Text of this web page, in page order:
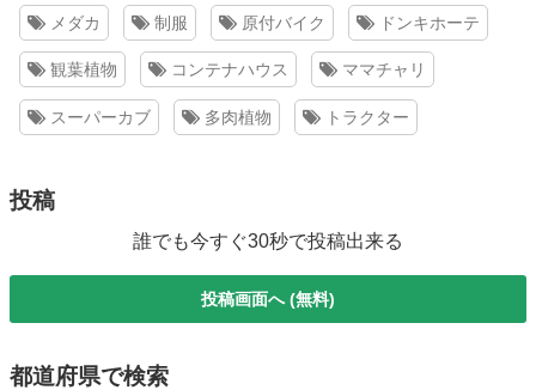
メダカ 制服 原付バイク ドンキホーテ
観葉植物 コンテナハウス ママチャリ
スーパーカブ 多肉植物 トラクター
投稿
誰でも今すぐ30秒で投稿出来る
投稿画面へ (無料)
都道府県で検索